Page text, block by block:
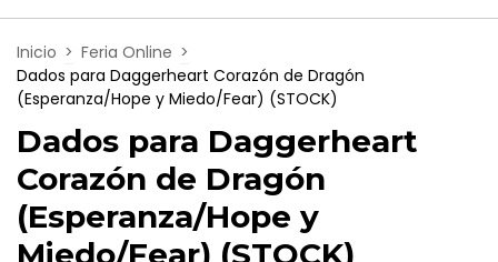
Inicio > Feria Online >
Dados para Daggerheart Corazón de Dragón
(Esperanza/Hope y Miedo/Fear) (STOCK)
Dados para Daggerheart
Corazón de Dragón
(Esperanza/Hope y
Miedo/Fear) (STOCK)